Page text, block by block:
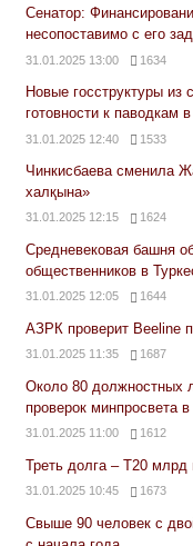
Сенатор:
несопоставимо с его
31.01.2025 13:00 1634
Новые госструктуры
готовности к паводкам
31.01.2025 12:40 1533
Чинкисбаева сменила
халқына»
31.01.2025 12:15 1624
Средневековая башня
общественников в
31.01.2025 12:05 1644
АЗРК проверит Beeline
31.01.2025 11:35 1687
Около 80 должностных
проверок минпросвета в
31.01.2025 11:00 1612
Треть долга – Т20 млрд
31.01.2025 10:45 1673
Свыше 90 человек с